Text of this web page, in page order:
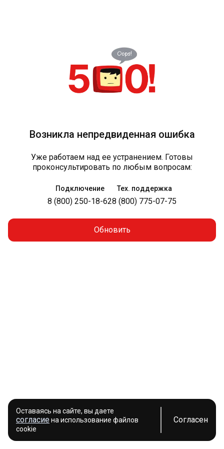
Возникла непредвиденная ошибка
Уже работаем над ее устранением. Готовы
проконсультировать по любым вопросам:
Подключение
8 (800) 250-18-62
Тех. поддержка
8 (800) 775-07-75
Обновить
Оставаясь на сайте, вы даете
согласиена использование файлов
cookie
Согласен